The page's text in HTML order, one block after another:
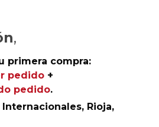
una botella de Flor de
,
primera compra:
pedido+
pedido.
Internacionales, Rioja,